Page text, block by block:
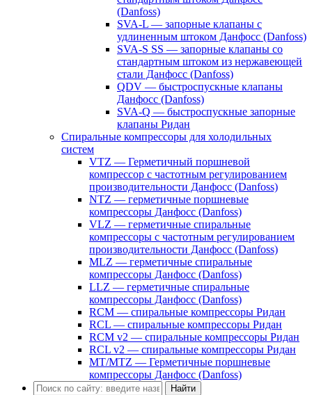
(Danfoss)
SVA-L — запорные клапаны с
удлиненным штоком Данфосс (Danfoss)
SVA-S SS — запорные клапаны со
стандартным штоком из нержавеющей
стали Данфосс (Danfoss)
QDV — быстроспускные клапаны
Данфосс (Danfoss)
SVA-Q — быстроспускные запорные
клапаны Ридан
Спиральные компрессоры для холодильных
систем
VTZ — Герметичный поршневой
компрессор с частотным регулированием
производительности Данфосс (Danfoss)
NTZ — герметичные поршневые
компрессоры Данфосс (Danfoss)
VLZ — герметичные спиральные
компрессоры с частотным регулированием
производительности Данфосс (Danfoss)
MLZ — герметичные спиральные
компрессоры Данфосс (Danfoss)
LLZ — герметичные спиральные
компрессоры Данфосс (Danfoss)
RCM — спиральные компрессоры Ридан
RCL — спиральные компрессоры Ридан
RCM v2 — спиральные компрессоры Ридан
RCL v2 — спиральные компрессоры Ридан
MT/MTZ — Герметичные поршневые
компрессоры Данфосс (Danfoss)
Найти